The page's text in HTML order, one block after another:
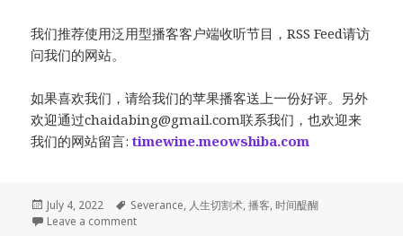
我们推荐使用泛用型播客客户端收听节目，RSS Feed请访
问我们的网站。
如果喜欢我们，请给我们的苹果播客送上一份好评。另外
欢迎通过chaidabing@gmail.com联系我们，也欢迎来
我们的网站留言:timewine.meowshiba.com
Posted
on
July 4, 2022 Tags
Severance,人生切割术,播客,时间醍醐
Leave a commenton 015. 假如人生可以被切割，聊聊Severance《人生